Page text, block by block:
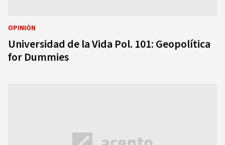
OPINIÓN
Universidad de la Vida Pol. 101: Geopolítica
for Dummies